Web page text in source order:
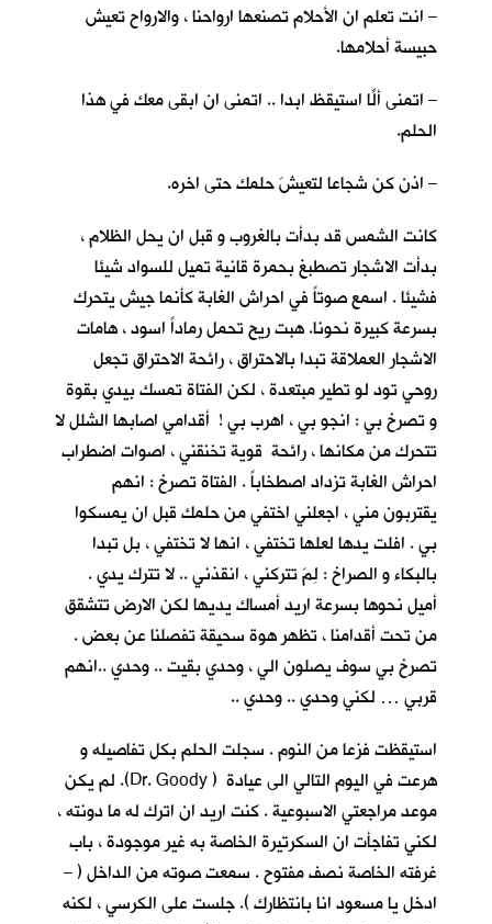
– انت تعلم ان الأحلام تصنعها ارواحنا ، والارواح تعيش
حبيسة أحلامها.
– اتمنى ألّا استيقظ ابدا .. اتمنى ان ابقى معكِ في هذا
الحلم.
– اذن كن شجاعا لتعيشَ حلمك حتى اخره.
كانت الشمس قد بدأت بالغروب و قبل ان يحل الظلام ،
بدأت الاشجار تصطبغ بحمرة قانية تميل للسواد شيئا
فشيئا . اسمع صوتاً في احراش الغابة كأنما جيش يتحرك
بسرعة كبيرة نحونا. هبت ريح تحمل رماداً اسود ، هامات
الاشجار العملاقة تبدا بالاحتراق ، رائحة الاحتراق تجعل
روحي تود لو تطير مبتعدة ، لكن الفتاة تمسك بيدي بقوة
و تصرخ بي : انجو بي ، اهرب بي ! أقدامي اصابها الشلل لا
تتحرك من مكانها ، رائحة قوية تخنقني ، اصوات اضطراب
احراش الغابة تزداد اصطخاباً . الفتاة تصرخ : انهم
يقتربون مني ، اجعلني اختفي من حلمك قبل ان يمسكوا
بي . افلت يدها لعلها تختفي ، انها لا تختفي ، بل تبدا
بالبكاء و الصراخ : لِمَ تتركني ، انقذني .. لا تترك يدي .
أميل نحوها بسرعة اريد أمساك يديها لكن الارض تتشقق
من تحت أقدامنا ، تظهر هوة سحيقة تفصلنا عن بعض .
تصرخ بي سوف يصلون الي ، وحدي بقيت .. وحدي ..انهم
قربي … لكني وحدي .. وحدي ..
استيقظت فزعا من النوم . سجلت الحلم بكل تفاصيله و
هرعت في اليوم التالي الى عيادة ( Dr. Goody). لم يكن
موعد مراجعتي الاسبوعية . كنت اريد ان اترك له ما دونته ،
لكني تفاجأت ان السكرتيرة الخاصة به غير موجودة ، باب
غرفته الخاصة نصف مفتوح . سمعت صوته من الداخل ( –
ادخل يا مسعود انا بانتظارك ). جلست على الكرسي ، لكنه